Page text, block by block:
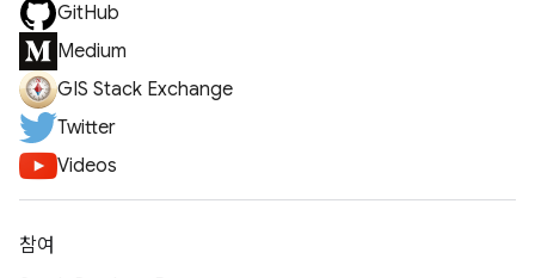
GitHub
Medium
GIS Stack Exchange
Twitter
Videos
참여